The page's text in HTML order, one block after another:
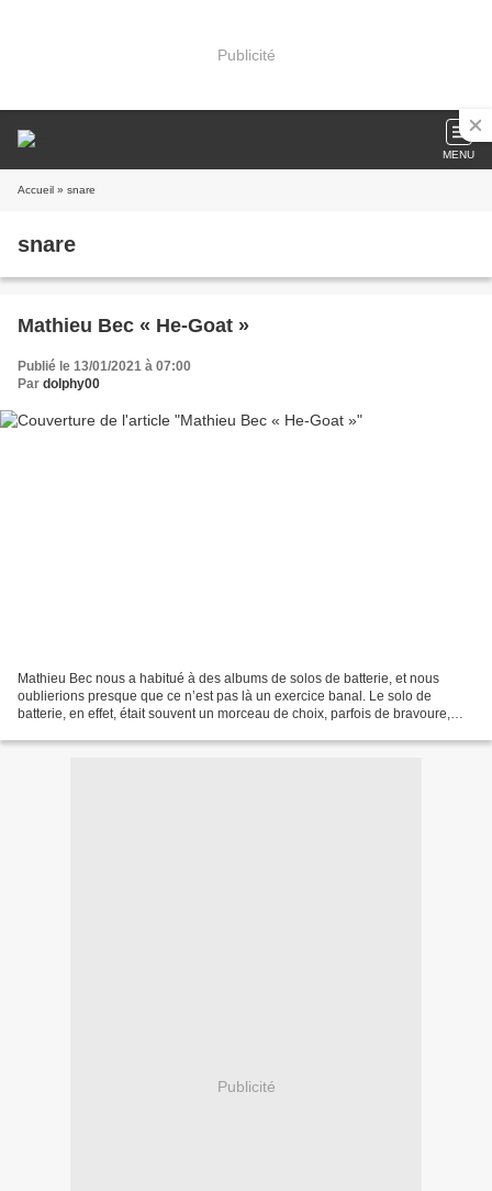
Publicité
MENU
Accueil » snare
snare
Mathieu Bec « He-Goat »
Publié le 13/01/2021 à 07:00
Par dolphy00
Mathieu Bec nous a habitué à des albums de solos de batterie, et nous
oublierions presque que ce n’est pas là un exercice banal. Le solo de
batterie, en effet, était souvent un morceau de choix, parfois de bravoure,
Publicité